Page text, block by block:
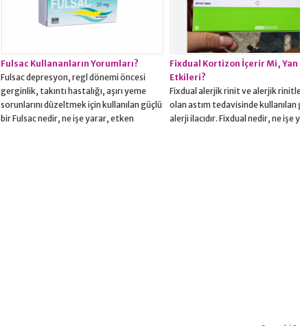
Osteoartrit (harabiyete bağlı eklem
iltihabı), romatoid artrit (iltihaplı eklem
belirti...
kızarma gibi nedenlerle ortaya
vajina iltihabıp (vajinit)
tedavisinde...
Fulsac Kullananların Yorumları?
Fulsac depresyon, regl dönemi öncesi
gerginlik, takıntı hastalığı, aşırı yeme
sorunlarını düzeltmek için kullanılan güçlü
bir Fulsac nedir, ne işe yarar, etken
Fixdual Kortizon İçerir Mi, Yan
Etkileri?
Fixdual alerjik rinit ve alerjik
olan astım tedavisinde kullanılan
alerji ilacıdır. Fixdual nedir, ne işe